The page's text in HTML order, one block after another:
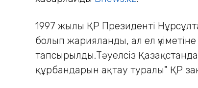
1997 жылы ҚР Президенті
болып жарияланды, ал ел
тапсырылды.Тәуелсіз
құрбандарын ақтау туралы" ҚР